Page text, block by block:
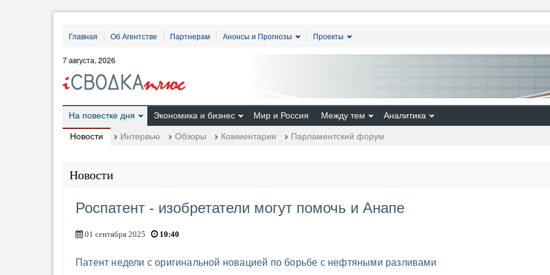
Главная Об Агентстве Партнерам Анонсы и Прогнозы Проекты
7 августа, 2026
На повестке дня
Новости Интервью Обзоры Комментарии Парламентский форум
Экономика и бизнес Мир и Россия Между тем Аналитика
Новости
Роспатент - изобретатели могут помочь и Анапе
01 сентября 2025 10:40
Патент недели с оригинальной новацией по борьбе с нефтяными разливами